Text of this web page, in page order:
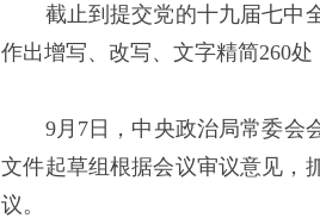
截止到提交党的十九届七中全
作出增写、改写、文字精简260
9月7日，中央政治局常委会
文件起草组根据会议审议意见，
议。